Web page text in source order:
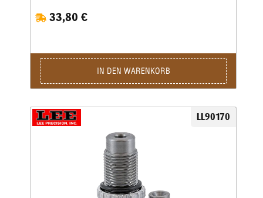
33,80 €
IN DEN WARENKORB
LL90170